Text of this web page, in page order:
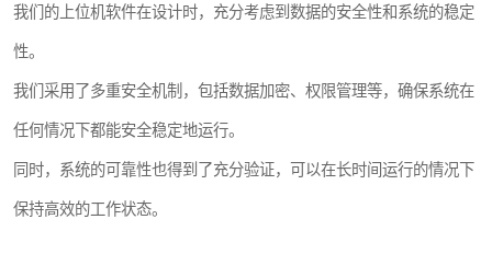
我们的上位机软件在设计时，充分考虑到数据的安全性和系统的稳定
性。
我们采用了多重安全机制，包括数据加密、权限管理等，确保系统在
任何情况下都能安全稳定地运行。
同时，系统的可靠性也得到了充分验证，可以在长时间运行的情况下
保持高效的工作状态。